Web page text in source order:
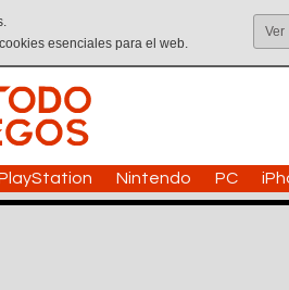
esenciales para el web.
Ver
Nintendo PC